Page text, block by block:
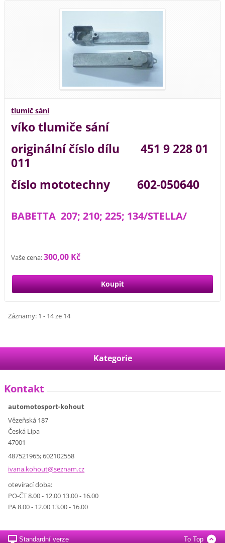
tlumič sání
víko tlumiče sání
originální číslo dílu 451 9 228 01
011
číslo mototechny 602-050640
BABETTA 207; 210; 225; 134/STELLA/
Vaše cena:300,00 Kč
Záznamy: 1 - 14 ze 14
Kategorie
Kontakt
automotosport-kohout
Vězeňská 187
Česká Lípa
47001
487521965; 602102558
ivana.kohout@seznam.cz
otevírací doba:
PO-ČT 8.00 - 12.00 13.00 - 16.00
PA 8.00 - 12.00 13.00 - 16.00
Standardní verze To Top